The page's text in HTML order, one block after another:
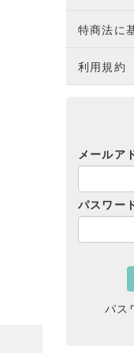
特商法に
利用規約
メールア
パスワー
パス